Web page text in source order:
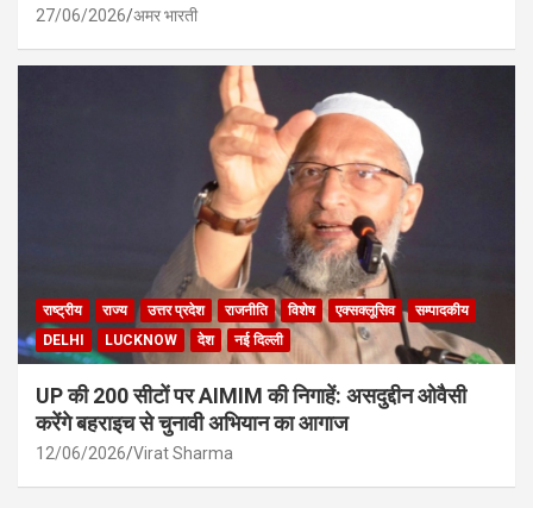
27/06/2026 अमर भारती
राष्ट्रीय राज्य उत्तर प्रदेश राजनीति विशेष एक्सक्लूसिव
सम्पादकीय
DELHI
LUCKNOW देश नई दिल्ली
UP की 200 सीटों पर AIMIM की निगाहें: असदुद्दीन ओवैसी
करेंगे बहराइच से चुनावी अभियान का आगाज
12/06/2026 Virat Sharma